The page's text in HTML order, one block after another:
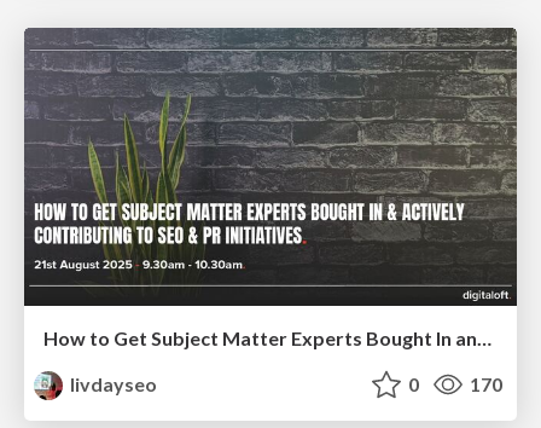
livdayseo
0 170